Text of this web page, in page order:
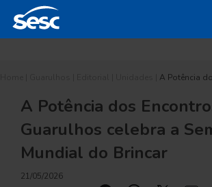
A Potência
A Potência dos
Guarulhos celebra a
Mundial do Brincar
21/05/2026